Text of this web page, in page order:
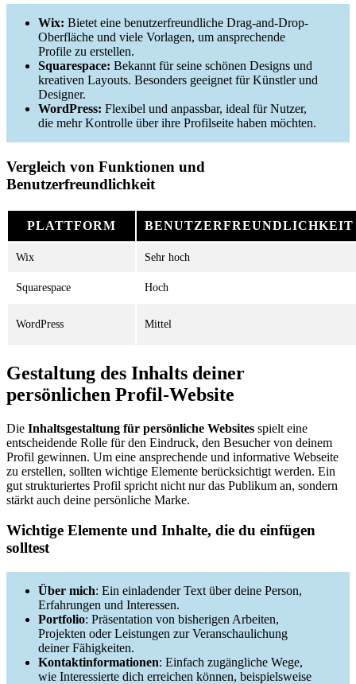
Wix: Bietet eine benutzerfreundliche Drag-and-Drop-
Oberfläche und viele Vorlagen, um ansprechende
Profile zu erstellen.
Squarespace: Bekannt für seine schönen Designs und
kreativen Layouts. Besonders geeignet für Künstler und
Designer.
WordPress: Flexibel und anpassbar, ideal für Nutzer,
die mehr Kontrolle über ihre Profilseite haben möchten.
Vergleich von Funktionen und
Benutzerfreundlichkeit
PLATTFORM BENUTZERFREUNDLICHKEIT
Wix Sehr hoch
Squarespace Hoch
WordPress Mittel
Gestaltung des Inhalts deiner
persönlichen Profil-Website
Die Inhaltsgestaltung für persönliche Websites spielt eine
entscheidende Rolle für den Eindruck, den Besucher von deinem
Profil gewinnen. Um eine ansprechende und informative Webseite
zu erstellen, sollten wichtige Elemente berücksichtigt werden. Ein
gut strukturiertes Profil spricht nicht nur das Publikum an, sondern
stärkt auch deine persönliche Marke.
Wichtige Elemente und Inhalte, die du einfügen
solltest
Über mich: Ein einladender Text über deine Person,
Erfahrungen und Interessen.
Portfolio: Präsentation von bisherigen Arbeiten,
Projekten oder Leistungen zur Veranschaulichung
deiner Fähigkeiten.
Kontaktinformationen: Einfach zugängliche Wege,
wie Interessierte dich erreichen können, beispielsweise